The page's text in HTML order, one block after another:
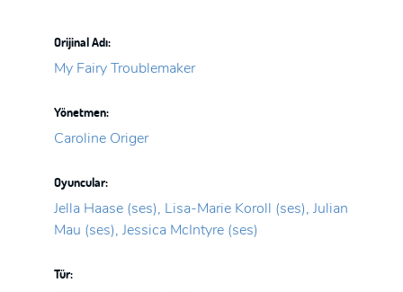
Orijinal Adı:
My Fairy Troublemaker
Yönetmen:
Caroline Origer
Oyuncular:
Jella Haase (ses), Lisa-Marie Koroll (ses), Julian
Mau (ses), Jessica McIntyre (ses)
Tür: